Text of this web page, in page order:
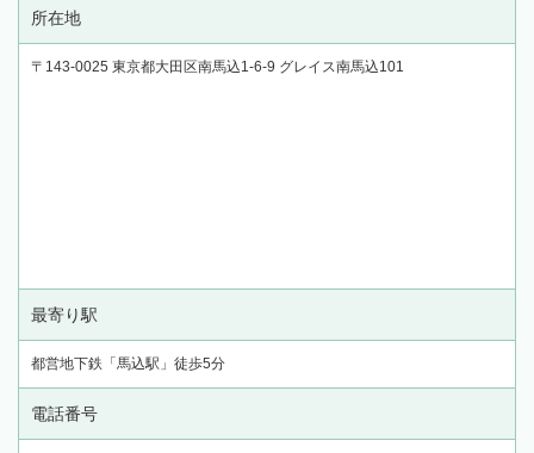
所在地
〒143-0025 東京都大田区南馬込1-6-9 グレイス南馬込101
最寄り駅
都営地下鉄「馬込駅」徒歩5分
電話番号